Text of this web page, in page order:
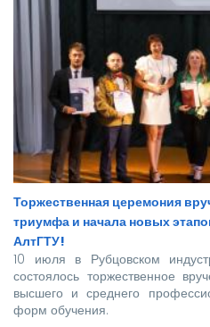
Торжественная церемония
триумфа и начала новых
АлтГТУ!
10 июля в Рубцовском
состоялось торжественное
высшего и среднего
форм обучения.